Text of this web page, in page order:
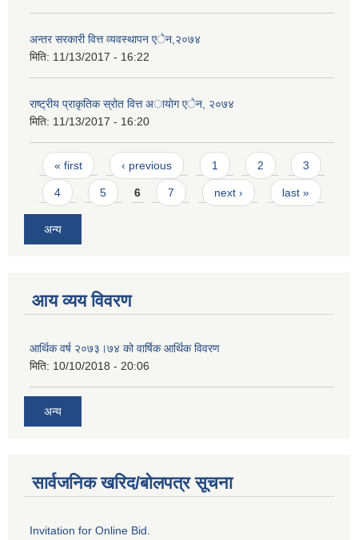
अन्तर सरकारी वित्त व्यवस्थापन एेन,२०७४
मिति: 11/13/2017 - 16:22
राष्ट्रीय प्राकृतिक स्रोत वित्त अायाेग एेन, २०७४
मिति: 11/13/2017 - 16:20
Pages
« first ‹ previous 1 2 3
4 5 6 7 next › last »
अन्य
आय व्यय विवरण
आर्थिक वर्ष २०७३।७४ को वार्षिक आर्थिक विवरण
मिति: 10/10/2018 - 20:06
अन्य
सार्वजनिक खरिद/बोलपत्र सूचना
Invitation for Online Bid.